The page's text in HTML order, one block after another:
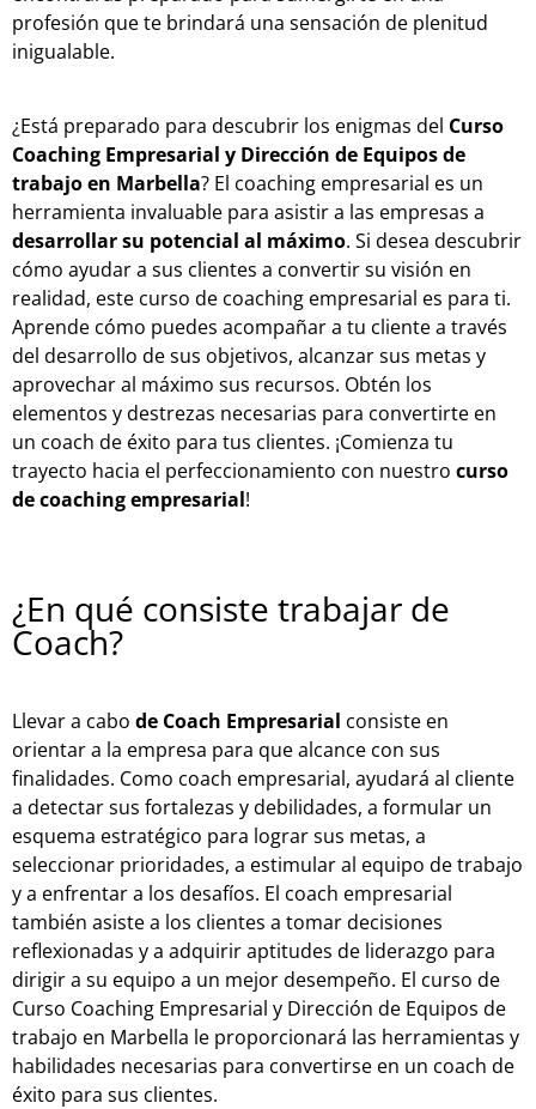
profesión que te brindará una sensación de plenitud
inigualable.
¿Está preparado para descubrir los enigmas del Curso
Coaching Empresarial y Dirección de Equipos de
trabajo en Marbella? El coaching empresarial es un
herramienta invaluable para asistir a las empresas a
desarrollar su potencial al máximo. Si desea descubrir
cómo ayudar a sus clientes a convertir su visión en
realidad, este curso de coaching empresarial es para ti.
Aprende cómo puedes acompañar a tu cliente a través
del desarrollo de sus objetivos, alcanzar sus metas y
aprovechar al máximo sus recursos. Obtén los
elementos y destrezas necesarias para convertirte en
un coach de éxito para tus clientes. ¡Comienza tu
trayecto hacia el perfeccionamiento con nuestro curso
de coaching empresarial!
¿En qué consiste trabajar de
Coach?
Llevar a cabo de Coach Empresarial consiste en
orientar a la empresa para que alcance con sus
finalidades. Como coach empresarial, ayudará al cliente
a detectar sus fortalezas y debilidades, a formular un
esquema estratégico para lograr sus metas, a
seleccionar prioridades, a estimular al equipo de trabajo
y a enfrentar a los desafíos. El coach empresarial
también asiste a los clientes a tomar decisiones
reflexionadas y a adquirir aptitudes de liderazgo para
dirigir a su equipo a un mejor desempeño. El curso de
Curso Coaching Empresarial y Dirección de Equipos de
trabajo en Marbella le proporcionará las herramientas y
habilidades necesarias para convertirse en un coach de
éxito para sus clientes.